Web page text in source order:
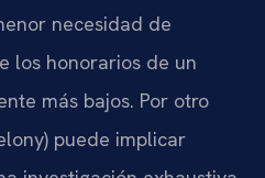
necesidad de
los honorarios de un
más bajos. Por otro
puede implicar